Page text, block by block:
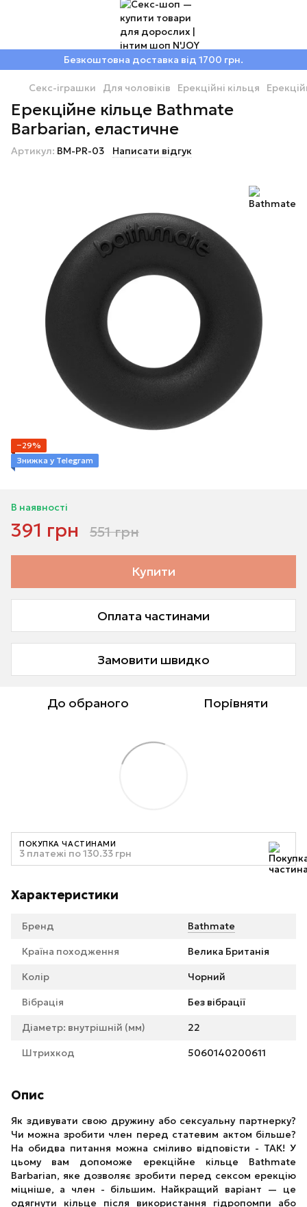
Безкоштовна доставка від 1700 грн.
Секс-іграшки Для чоловіків Ерекційні кільця
Ерекційне кільце Bathmate
Barbarian, еластичне
Артикул: BM-PR-03 Написати відгук
−29%
Знижка у Telegram
В наявності
391 грн 551 грн
Купити
Оплата частинами
Замовити швидко
До обраного Порівняти
ПОКУПКА ЧАСТИНАМИ
3 платежі по 130.33 грн
Характеристики
Бренд Bathmate
Країна походження Велика Британія
Колір Чорний
Вібрація Без вібрації
Діаметр: внутрішній (мм) 22
Штрихкод 5060140200611
Опис
Як здивувати свою дружину або сексуальну партнерку?
Чи можна зробити член перед статевим актом більше?
На обидва питання можна сміливо відповісти - ТАК! У
цьому вам допоможе ерекційне кільце Bathmate
Barbarian, яке дозволяє зробити перед сексом ерекцію
міцніше, а член - більшим. Найкращий варіант — це
одягнути кільце після використання гідропомпи або